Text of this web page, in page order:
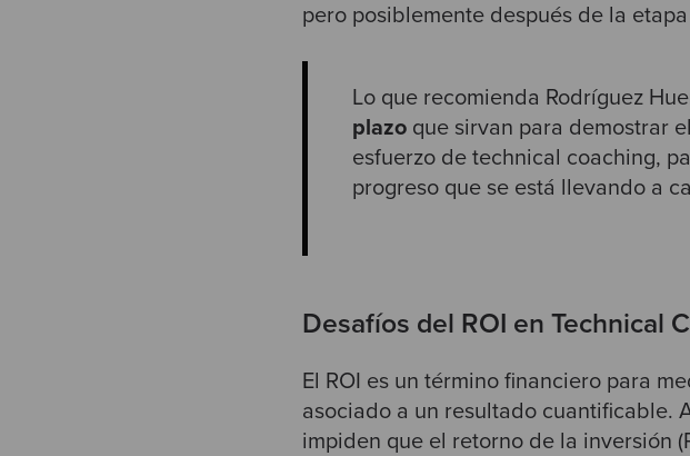
pero posiblemente después de la
Lo que recomienda Rodríguez
plazoque sirvan para demostrar
esfuerzo de technical coaching,
progreso que se está llevando a
Desafíos del ROI en Technical
El ROI es un término financiero para
asociado a un resultado cuantificable.
impiden que el retorno de la inversión